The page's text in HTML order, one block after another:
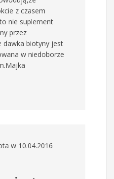
z czasem
nie suplement
przez
dawka biotyny jest
w niedoborze
w 10.04.2016